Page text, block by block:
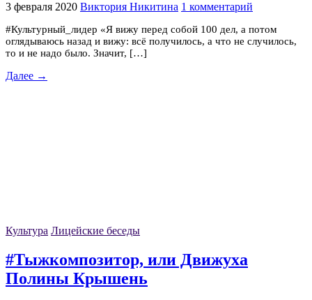
3 февраля 2020 Виктория Никитина 1 комментарий
#Культурный_лидер «Я вижу перед собой 100 дел, а потом
оглядываюсь назад и вижу: всё получилось, а что не случилось,
то и не надо было. Значит, […]
Далее →
Культура Лицейские беседы
#Тыжкомпозитор, или Движуха
Полины Крышень